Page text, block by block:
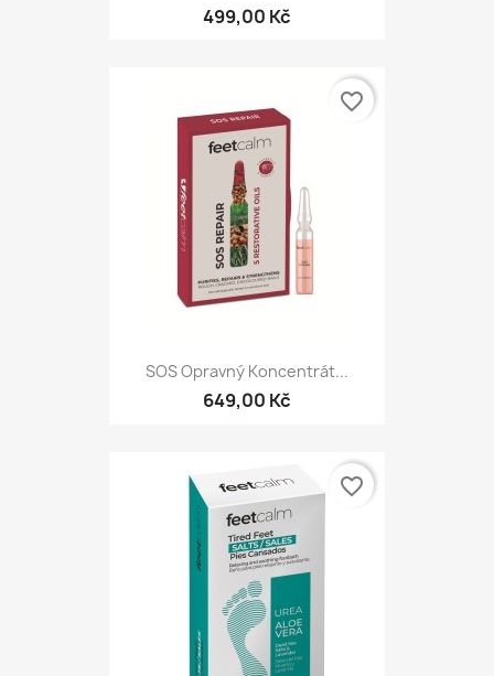
499,00 Kč
SOS Opravný Koncentrát...
649,00 Kč
favorite_border
favorite_border